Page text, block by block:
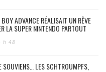
ADVANCE RÉALISAIT UN RÊVE
LA SUPER NINTENDO PARTOUT
h 48
LES SCHTROUMPFS,